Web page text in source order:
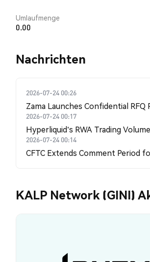
Umlaufmenge
0.00
Nachrichten
2026-07-24 00:26
Zama Launches Confidential
2026-07-24 00:17
Hyperliquid's RWA Trading
2026-07-24 00:14
CFTC Extends Comment Period
KALP Network (GINI)